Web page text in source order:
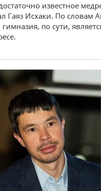
известное
Гаяз Исхаки. По словам
по сути,